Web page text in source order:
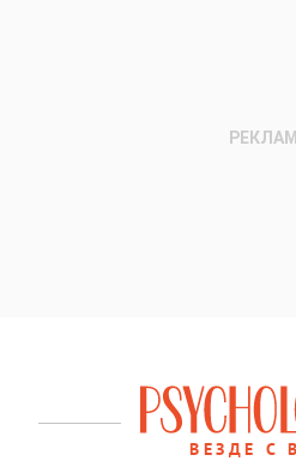
ВЕЗДЕ С